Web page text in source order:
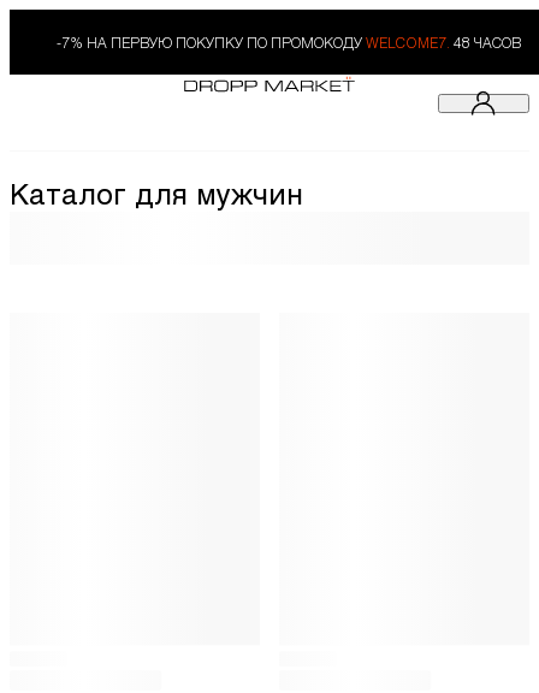
-7% НА ПЕРВУЮ ПОКУПКУ ПО ПРОМОКОДУ WELCOME7. 48 ЧАСОВ
Каталог для мужчин